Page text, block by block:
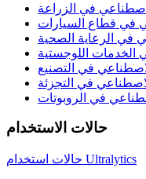
في الزراعة
في قطاع السيارات
في الرعاية الصحية
الخدمات اللوجستية
في التصنيع
في التجزئة
في الروبوتات
حالات الاستخدام
حالات استخدام Ultralytics